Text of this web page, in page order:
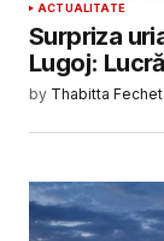
ACTUALITATE
Surpriza
Lugoj:
by Thabitta